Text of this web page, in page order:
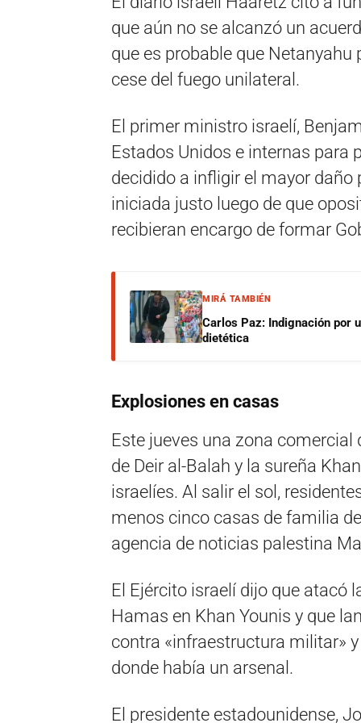
que aún no se alcanzó un
que es probable que
cese del fuego unilateral.
El primer ministro israelí,
Estados Unidos e internas para
decidido a infligir el mayor
iniciada justo luego de que
recibieran encargo de formar
MIRÁ TAMBIÉN
Carlos Paz: Indignación por
dietética
Explosiones en casas
Este jueves una zona comercial
de Deir al-Balah y la sureña
israelíes. Al salir el sol,
menos cinco casas de familia
agencia de noticias palestina
El Ejército israelí dijo que atacó
Hamas en Khan Younis y que
contra «infraestructura militar»
donde había un arsenal.
El presidente estadounidense,